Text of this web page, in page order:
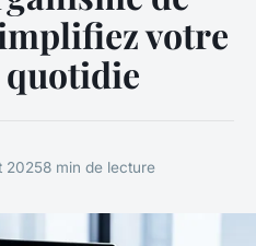
votre
20258 min de lecture